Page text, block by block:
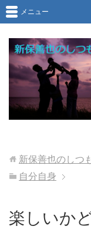
メニュー
新保善也のしつ
自分自身
楽しいか